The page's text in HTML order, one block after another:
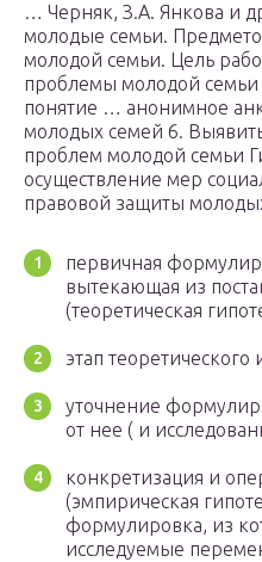
… Черняк, З.А. Янкова и
молодые семьи.
молодой семьи. Цель
проблемы молодой семьи
понятие … анонимное
молодых семей 6.
проблем молодой семьи
осуществление мер
правовой защиты
первичная
вытекающая из
(теоретическая
этап теоретического
уточнение
от нее ( и
конкретизация и
(эмпирическая
формулировка, из
исследуемые